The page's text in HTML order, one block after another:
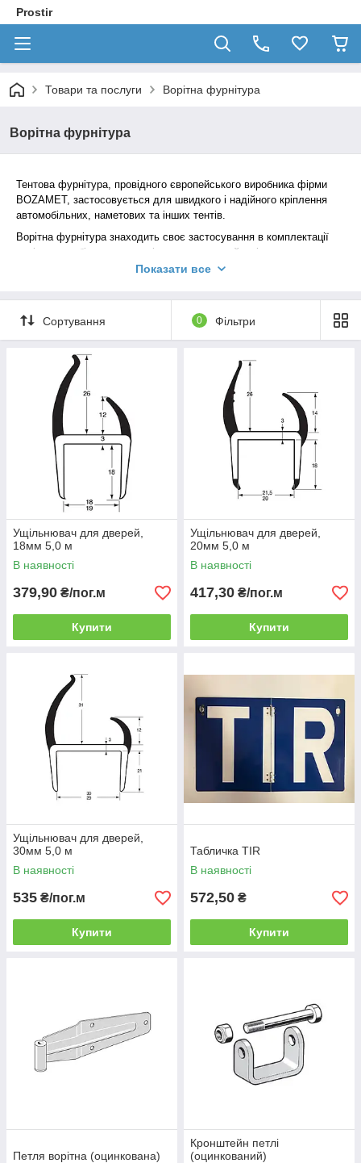
Prostir
Товари та послуги Ворітна фурнітура
Ворітна фурнітура
Тентова фурнітура, провідного європейського виробника фірми
BOZAMET, застосовується для швидкого і надійного кріплення
автомобільних, наметових та інших тентів.
Ворітна фурнітура знаходить своє застосування в комплектації
воріт автомобільних причепів, а також контейнерів.
Показати все
Сортування 0 Фільтри
Ущільнювач для дверей,
18мм 5,0 м
В наявності
379,90 ₴/пог.м
Купити
Ущільнювач для дверей,
20мм 5,0 м
В наявності
417,30 ₴/пог.м
Купити
Ущільнювач для дверей,
30мм 5,0 м
В наявності
535 ₴/пог.м
Купити
Табличка TIR
В наявності
572,50 ₴
Купити
Петля ворітна (оцинкована)
Кронштейн петлі
(оцинкований)